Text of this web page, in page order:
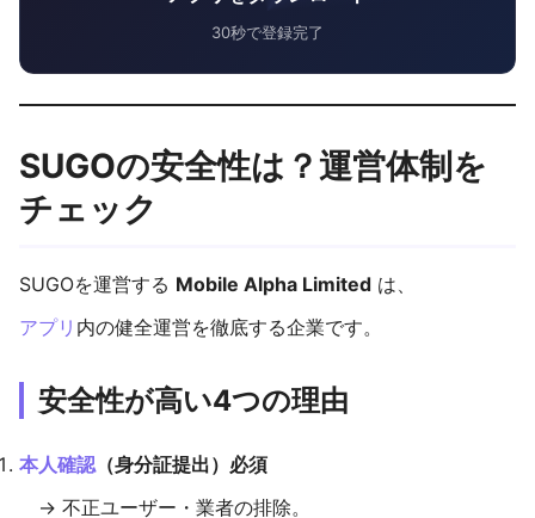
30秒で登録完了
SUGOの安全性は？運営体制を
チェック
SUGOを運営する Mobile Alpha Limited は、
アプリ 内の健全運営を徹底する企業です。
安全性が高い4つの理由
本人確認 （身分証提出）必須
→ 不正ユーザー・業者の排除。